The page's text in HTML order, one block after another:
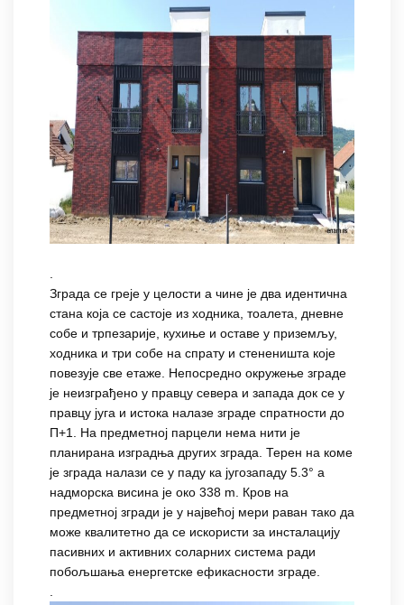
.
Зграда се греје у целости а чине је два идентична
стана која се састоје из ходника, тоалета, дневне
собе и трпезарије, кухиње и оставе у приземљу,
ходника и три собе на спрату и стененишта које
повезује све етаже. Непосредно окружење зграде
је неизграђено у правцу севера и запада док се у
правцу југа и истока налазе зграде спратности до
П+1. На предметној парцели нема нити је
планирана изградња других зграда. Терен на коме
је зграда налази се у паду ка југозападу 5.3° а
надморска висина је око 338 m. Кров на
предметној згради је у највећој мери раван тако да
може квалитетно да се искористи за инсталацију
пасивних и активних соларних система ради
побољшања енергетске ефикасности зграде.
.